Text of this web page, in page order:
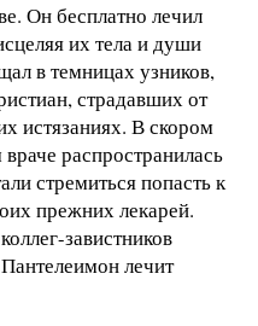
Он бесплатно лечил
их тела и души
в темницах узников,
страдавших от
истязаниях. В скором
распространилась
стремиться попасть к
прежних лекарей.
завистников
лечит